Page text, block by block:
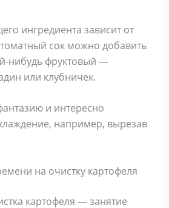
ингредиента зависит от
сок можно добавить
нибудь фруктовый —
или клубничек.
и интересно
например, вырезав
на очистку картофеля
картофеля — занятие